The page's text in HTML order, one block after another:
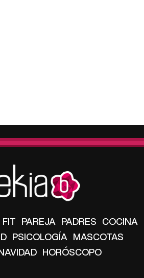
FIT PAREJA PADRES COCINA
PSICOLOGÍA MASCOTAS
HORÓSCOPO